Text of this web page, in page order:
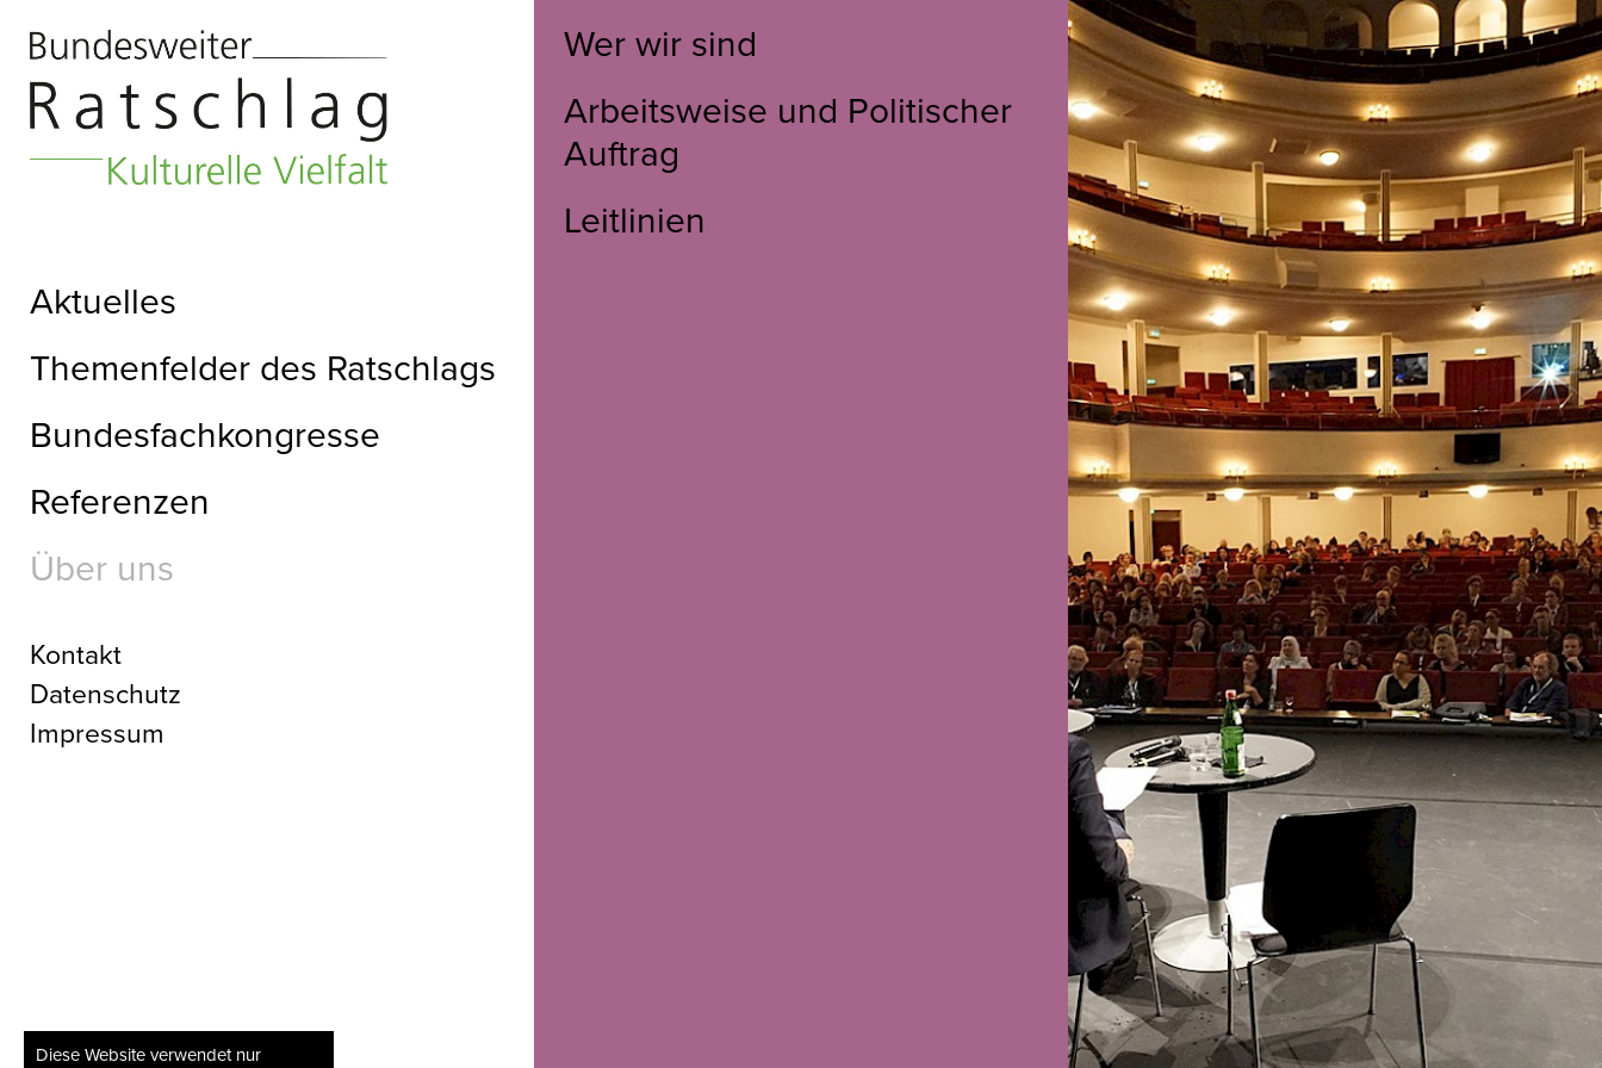
Aktuelles
Themenfelder des Ratschlags
Bundesfachkongresse
Referenzen
Über uns
Kontakt
Datenschutz
Impressum
Wer wir sind
Arbeitsweise und Politischer
Auftrag
Leitlinien
Diese Website verwendet nur